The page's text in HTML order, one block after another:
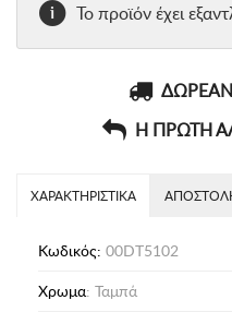
Το προϊόν έχει
Η ΠΡΩΤΗ
ΧΑΡΑΚΤΗΡΙΣΤΙΚΑ
Κωδικός: 00DT5102
Χρωμα: Ταμπά